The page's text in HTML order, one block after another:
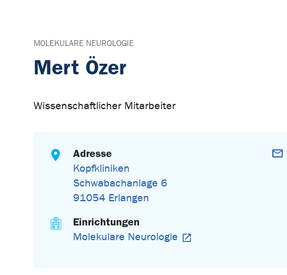
MOLEKULARE NEUROLOGIE
Mert Özer
Wissenschaftlicher Mitarbeiter
Adresse
Kopfkliniken
Schwabachanlage 6
91054 Erlangen
Einrichtungen
Molekulare Neurologie